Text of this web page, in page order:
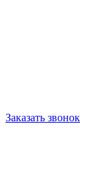
Заказать звонок